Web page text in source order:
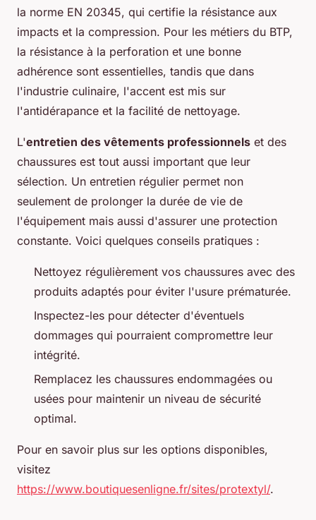
la norme EN 20345, qui certifie la résistance aux
impacts et la compression. Pour les métiers du BTP,
la résistance à la perforation et une bonne
adhérence sont essentielles, tandis que dans
l'industrie culinaire, l'accent est mis sur
l'antidérapance et la facilité de nettoyage.
L'entretien des vêtements professionnels et des
chaussures est tout aussi important que leur
sélection. Un entretien régulier permet non
seulement de prolonger la durée de vie de
l'équipement mais aussi d'assurer une protection
constante. Voici quelques conseils pratiques :
Nettoyez régulièrement vos chaussures avec des
produits adaptés pour éviter l'usure prématurée.
Inspectez-les pour détecter d'éventuels
dommages qui pourraient compromettre leur
intégrité.
Remplacez les chaussures endommagées ou
usées pour maintenir un niveau de sécurité
optimal.
Pour en savoir plus sur les options disponibles,
visitez
https://www.boutiquesenligne.fr/sites/protextyl/.